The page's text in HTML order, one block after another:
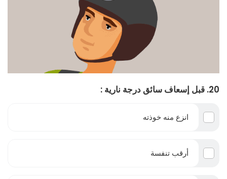
20. قبل إسعاف سائق درجة نارية :
انزع منه خوذته
أرقب تنفسة